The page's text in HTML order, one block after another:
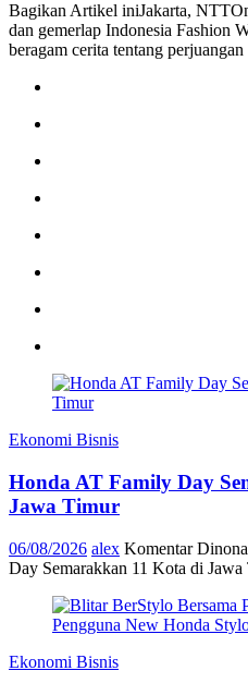
Bagikan Artikel iniJakarta,
dan gemerlap Indonesia Fashion
beragam cerita tentang perjuangan
Ekonomi Bisnis
Honda AT Family Day
Jawa Timur
06/08/2026 alex Komentar
Day Semarakkan 11 Kota di Jawa
Ekonomi Bisnis